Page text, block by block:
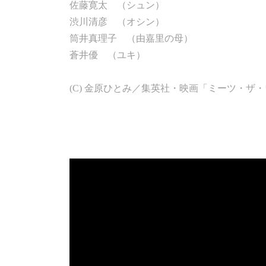
佐藤寛太 （シュン）
渋川清彦 （オシン）
筒井真理子 （由嘉里の母）
蒼井優 （ユキ）
(C) 金原ひとみ／集英社・映画「ミーツ・ザ